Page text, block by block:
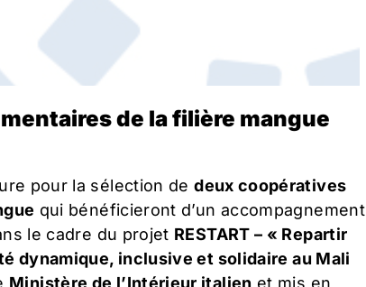
de la filière mangue
pour la sélection dedeux coopératives
qui bénéficieront d’un accompagnement
le cadre du projet RESTART – « Repartir
dynamique, inclusive et solidaire au Mali
Ministère de l’Intérieur italien et mis en